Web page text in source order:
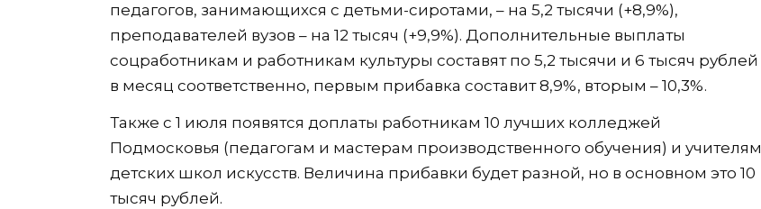
педагогов, занимающихся с детьми-сиротами, – на 5,2 тысячи (+8,9%),
преподавателей вузов – на 12 тысяч (+9,9%). Дополнительные выплаты
соцработникам и работникам культуры составят по 5,2 тысячи и 6 тысяч рублей
в месяц соответственно, первым прибавка составит 8,9%, вторым – 10,3%.
Также с 1 июля появятся доплаты работникам 10 лучших колледжей
Подмосковья (педагогам и мастерам производственного обучения) и учителям
детских школ искусств. Величина прибавки будет разной, но в основном это 10
тысяч рублей.